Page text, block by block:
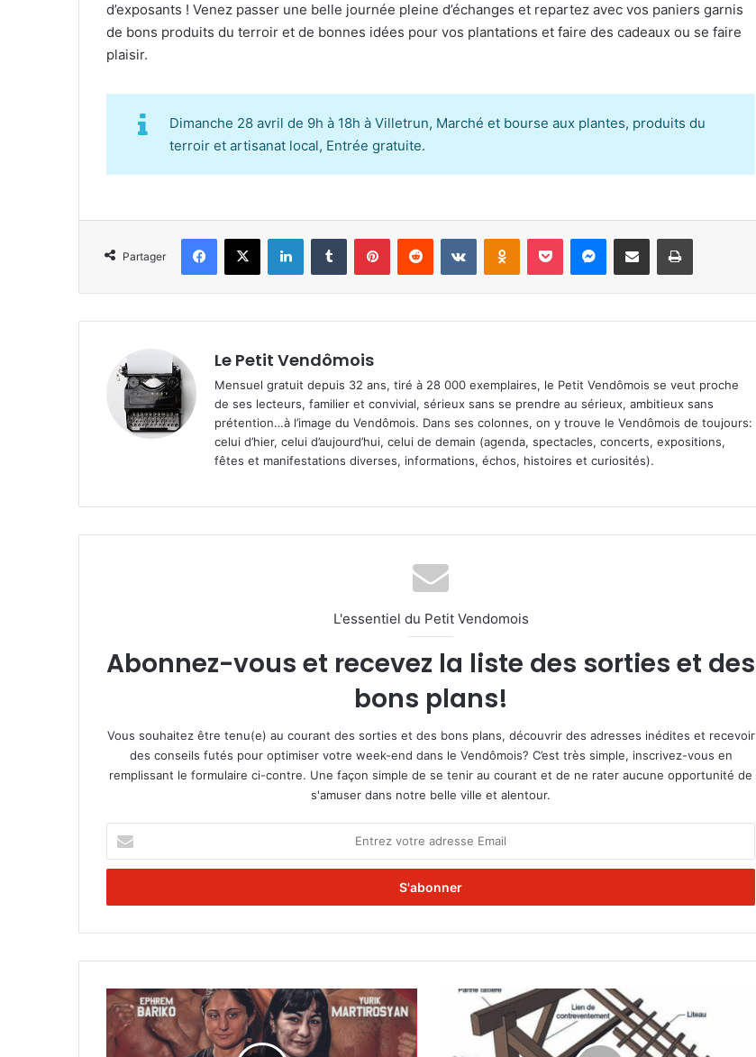
d’exposants ! Venez passer une belle journée pleine d’échanges et repartez avec vos paniers garnis
de bons produits du terroir et de bonnes idées pour vos plantations et faire des cadeaux ou se faire
plaisir.
Dimanche 28 avril de 9h à 18h à Villetrun, Marché et bourse aux plantes, produits du
terroir et artisanat local, Entrée gratuite.
Partager
Le Petit Vendômois
Mensuel gratuit depuis 32 ans, tiré à 28 000 exemplaires, le Petit Vendômois se veut proche
de ses lecteurs, familier et convivial, sérieux sans se prendre au sérieux, ambitieux sans
prétention…à l’image du Vendômois. Dans ses colonnes, on y trouve le Vendômois de toujours:
celui d’hier, celui d’aujourd’hui, celui de demain (agenda, spectacles, concerts, expositions,
fêtes et manifestations diverses, informations, échos, histoires et curiosités).
L'essentiel du Petit Vendomois
Abonnez-vous et recevez la liste des sorties et des
bons plans!
Vous souhaitez être tenu(e) au courant des sorties et des bons plans, découvrir des adresses inédites et recevoir
des conseils futés pour optimiser votre week-end dans le Vendômois? C’est très simple, inscrivez-vous en
remplissant le formulaire ci-contre. Une façon simple de se tenir au courant et de ne rater aucune opportunité de
s'amuser dans notre belle ville et alentour.
t
e
o
r
a
M
t